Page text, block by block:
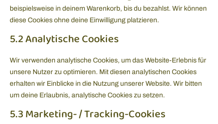
beispielsweise in deinem Warenkorb, bis du bezahlst. Wir können
diese Cookies ohne deine Einwilligung platzieren.
5.2 Analytische Cookies
Wir verwenden analytische Cookies, um das Website-Erlebnis für
unsere Nutzer zu optimieren. Mit diesen analytischen Cookies
erhalten wir Einblicke in die Nutzung unserer Website. Wir bitten
um deine Erlaubnis, analytische Cookies zu setzen.
5.3 Marketing- / Tracking-Cookies